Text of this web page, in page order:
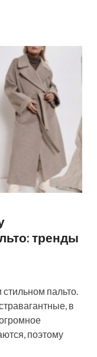
тренды
пальто.
в
поэтому